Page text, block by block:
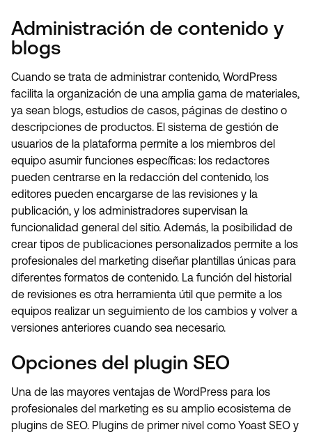
Administración de contenido y
blogs
Cuando se trata de administrar contenido, WordPress
facilita la organización de una amplia gama de materiales,
ya sean blogs, estudios de casos, páginas de destino o
descripciones de productos. El sistema de gestión de
usuarios de la plataforma permite a los miembros del
equipo asumir funciones específicas: los redactores
pueden centrarse en la redacción del contenido, los
editores pueden encargarse de las revisiones y la
publicación, y los administradores supervisan la
funcionalidad general del sitio. Además, la posibilidad de
crear tipos de publicaciones personalizados permite a los
profesionales del marketing diseñar plantillas únicas para
diferentes formatos de contenido. La función del historial
de revisiones es otra herramienta útil que permite a los
equipos realizar un seguimiento de los cambios y volver a
versiones anteriores cuando sea necesario.
Opciones del plugin SEO
Una de las mayores ventajas de WordPress para los
profesionales del marketing es su amplio ecosistema de
plugins de SEO. Plugins de primer nivel como Yoast SEO y